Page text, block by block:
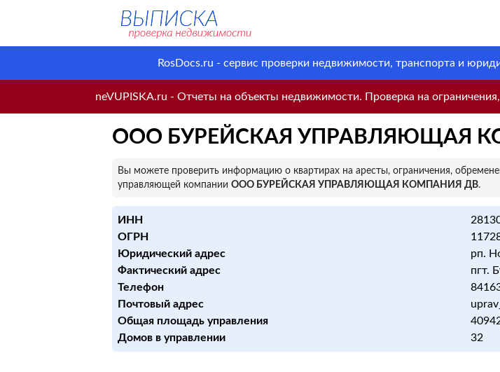
RosDocs.ru - сервис проверки недвижимости, транспорта и
neVUPISKA.ru - Отчеты на объекты недвижимости. Проверка на
ООО БУРЕЙСКАЯ УПРАВЛЯЮЩАЯ
Вы можете проверить информацию о квартирах на аресты, ограничения,
управляющей компании ООО БУРЕЙСКАЯ УПРАВЛЯЮЩАЯ КОМПАНИЯ ДВ.
ИНН
ОГРН
Юридический адрес
рп.
Фактический адрес
пгт.
Телефон
Почтовый адрес
Общая площадь управления
Домов в управлении
32